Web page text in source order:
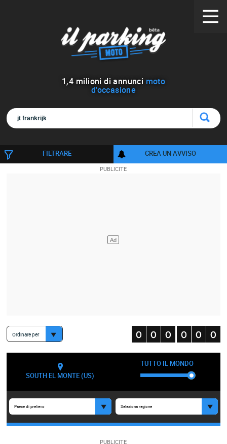
1,4 milioni di annunci moto
d'occasione
FILTRARE CREA UN AVVISO
Ordinare per
SOUTH EL MONTE (US)
TUTTO IL MONDO
Paese di prelievo Seleziona regione